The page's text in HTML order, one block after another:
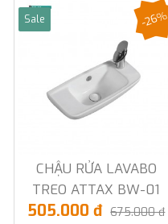
Sale
CHẬU RỬA LAVABO
TREO ATTAX BW-01
-26%
505.000 đ 675.000 đ